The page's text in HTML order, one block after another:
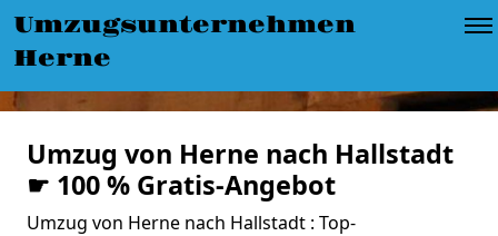
Umzugsunternehmen
Herne
Umzug von Herne nach Hallstadt
☛ 100 % Gratis-Angebot
Umzug von Herne nach Hallstadt : Top-